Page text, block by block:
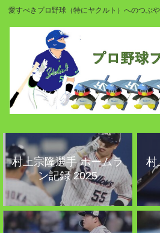
愛すべきプロ野球（特にヤクルト）へのつぶ
村上宗隆選手 ホームラ
ン記録 2025
村